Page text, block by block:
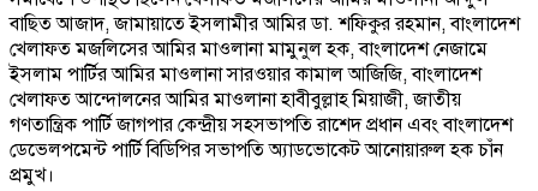
বাছিত আজাদ, জামায়াতে ইসলামীর আমির ডা. শফিকুর রহমান, বাংলাদেশ
খেলাফত মজলিসের আমির মাওলানা মামুনুল হক, বাংলাদেশ নেজামে
ইসলাম পার্টির আমির মাওলানা সারওয়ার কামাল আজিজি, বাংলাদেশ
খেলাফত আন্দোলনের আমির মাওলানা হাবীবুল্লাহ মিয়াজী, জাতীয়
গণতান্ত্রিক পার্টি জাগপার কেন্দ্রীয় সহসভাপতি রাশেদ প্রধান এবং বাংলাদেশ
ডেভেলপমেন্ট পার্টি বিডিপির সভাপতি অ্যাডভোকেট আনোয়ারুল হক চাঁন
প্রমুখ।